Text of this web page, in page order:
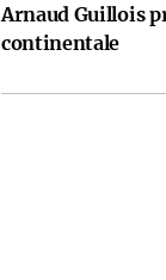
Arnaud Guillois
continentale